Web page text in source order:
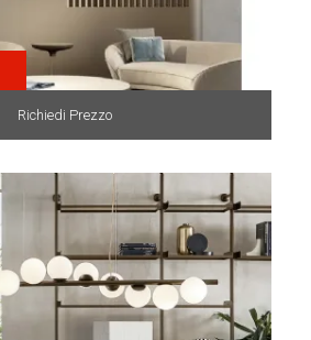
Richiedi Prezzo